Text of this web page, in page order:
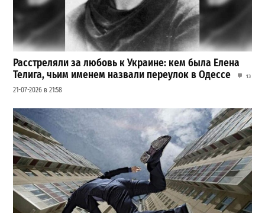
Расстреляли за любовь к Украине: кем была Елена
Телига, чьим именем назвали переулок в Одессе
13
21-07-2026 в 21:58